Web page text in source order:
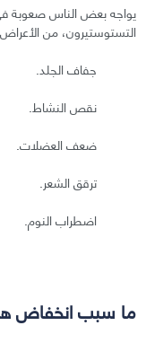
يواجه بعض الناس صعوبة
التستوستيرون، من
جفاف الجلد.
نقص النشاط.
ضعف العضلات.
ترقق الشعر.
اضطراب النوم.
ما سبب انخفاض